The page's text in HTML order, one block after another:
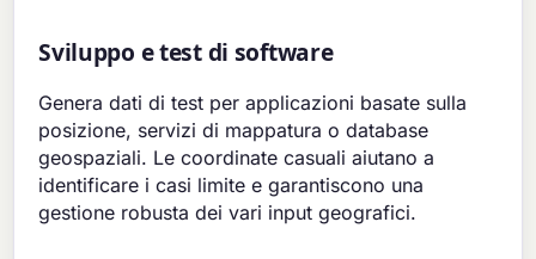
Sviluppo e test di software
Genera dati di test per applicazioni basate sulla
posizione, servizi di mappatura o database
geospaziali. Le coordinate casuali aiutano a
identificare i casi limite e garantiscono una
gestione robusta dei vari input geografici.